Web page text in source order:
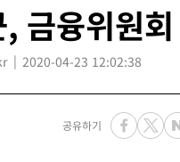
금융위원회
2020-04-23 12:02:38
공유하기